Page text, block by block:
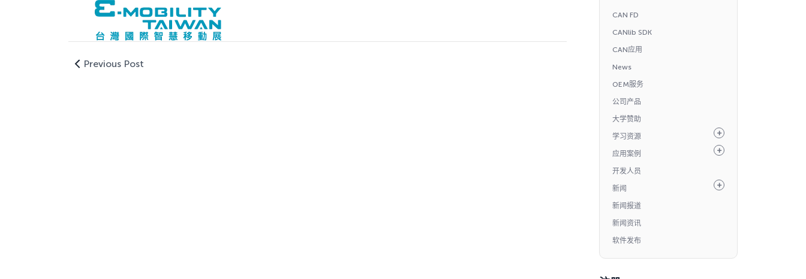
Previous Post
CAN FD
CANlib SDK
CAN应用
News
OEM服务
公司产品
大学赞助
学习资源
应用案例
开发人员
新闻
新闻报道
新闻资讯
软件发布